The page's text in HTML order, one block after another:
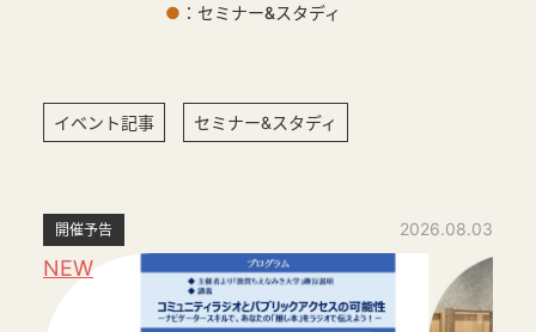
● ：セミナー&スタディ
イベント記事 セミナー&スタディ
開催予告 2026.08.03
NEW